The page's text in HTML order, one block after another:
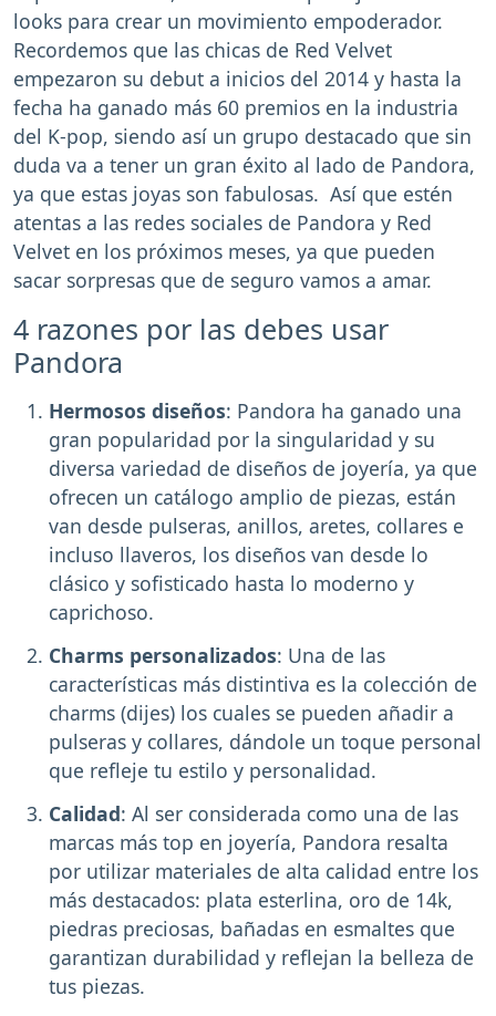
looks para crear un movimiento empoderador.
Recordemos que las chicas de Red Velvet
empezaron su debut a inicios del 2014 y hasta la
fecha ha ganado más 60 premios en la industria
del K-pop, siendo así un grupo destacado que sin
duda va a tener un gran éxito al lado de Pandora,
ya que estas joyas son fabulosas. Así que estén
atentas a las redes sociales de Pandora y Red
Velvet en los próximos meses, ya que pueden
sacar sorpresas que de seguro vamos a amar.
4 razones por las debes usar
Pandora
Hermosos diseños: Pandora ha ganado una
gran popularidad por la singularidad y su
diversa variedad de diseños de joyería, ya que
ofrecen un catálogo amplio de piezas, están
van desde pulseras, anillos, aretes, collares e
incluso llaveros, los diseños van desde lo
clásico y sofisticado hasta lo moderno y
caprichoso.
Charms personalizados: Una de las
características más distintiva es la colección de
charms (dijes) los cuales se pueden añadir a
pulseras y collares, dándole un toque personal
que refleje tu estilo y personalidad.
Calidad: Al ser considerada como una de las
marcas más top en joyería, Pandora resalta
por utilizar materiales de alta calidad entre los
más destacados: plata esterlina, oro de 14k,
piedras preciosas, bañadas en esmaltes que
garantizan durabilidad y reflejan la belleza de
tus piezas.